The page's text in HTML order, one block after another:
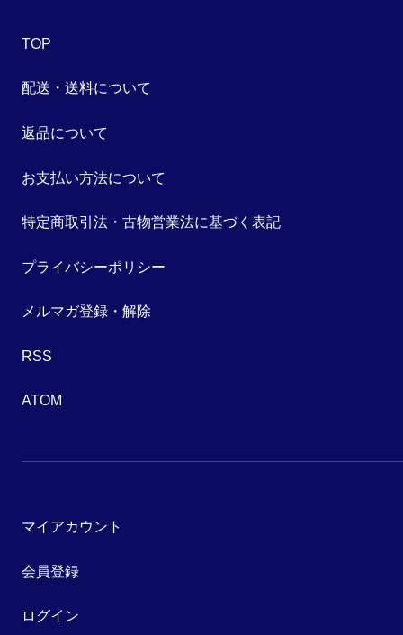
TOP
配送・送料について
返品について
お支払い方法について
特定商取引法・古物営業法に基づく表記
プライバシーポリシー
メルマガ登録・解除
RSS
ATOM
マイアカウント
会員登録
ログイン